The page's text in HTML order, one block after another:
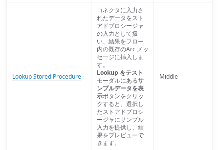
Lookup Stored Procedure
コネクタに入力さ
れたデータをスト
アドプロシージャ
の入力として扱
い、結果をフロー
内の既存のArc メッ
セージに挿入しま
す。
Lookup をテスト
モーダルにあるサ
ンプルデータを表
示ボタンをクリッ
クすると、選択し
たストアドプロシ
ージャにサンプル
入力を提供し、結
果をプレビューで
きます。
Middle